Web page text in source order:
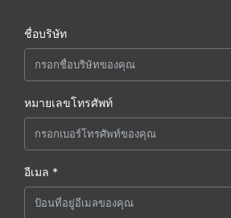
ชื่อบริษัท
หมายเลขโทรศัพท์
อีเมล *